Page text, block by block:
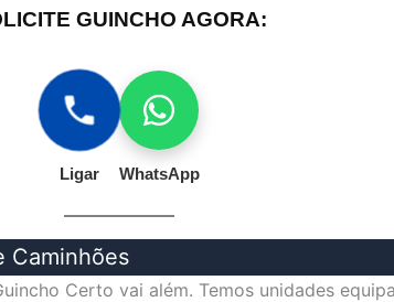
GUINCHO AGORA:
Ligar WhatsApp
Caminhões
Certo vai além. Temos unidades